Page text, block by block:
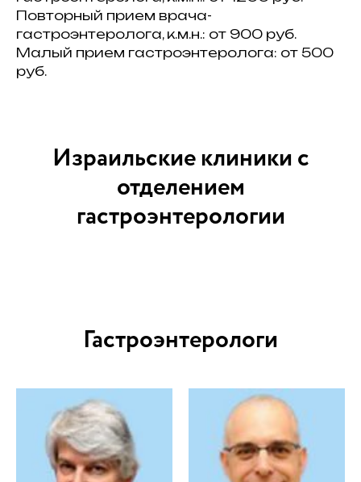
Повторный прием врача-
гастроэнтеролога, к.м.н.: от 900 руб.
Малый прием гастроэнтеролога: от 500
руб.
Израильские клиники с
отделением
гастроэнтерологии
Гастроэнтерологи